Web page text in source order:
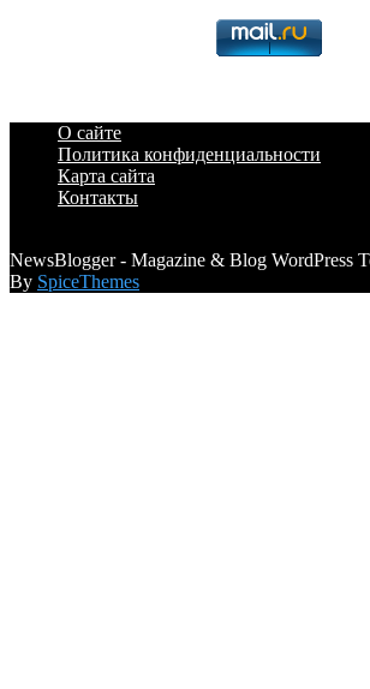
О сайте
Политика конфиденциальности
Карта сайта
Контакты
NewsBlogger - Magazine & Blog WordPress
By SpiceThemes